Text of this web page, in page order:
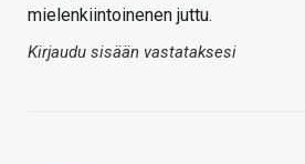
mielenkiintoinenen juttu.
Kirjaudu sisään vastataksesi